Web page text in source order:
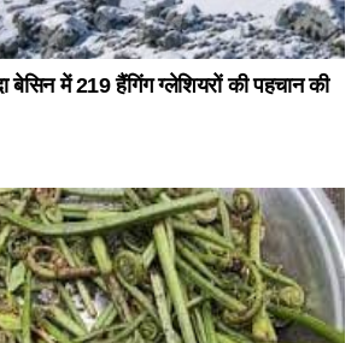
में 219 हैंगिंग ग्लेशियरों की पहचान की